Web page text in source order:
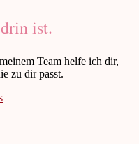
ist.
Team helfe ich dir,
zu dir passt.